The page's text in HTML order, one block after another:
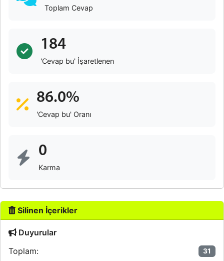
Toplam Cevap
184
'Cevap bu' İşaretlenen
86.0%
'Cevap bu' Oranı
0
Karma
Silinen İçerikler
Duyurular
Toplam:
31